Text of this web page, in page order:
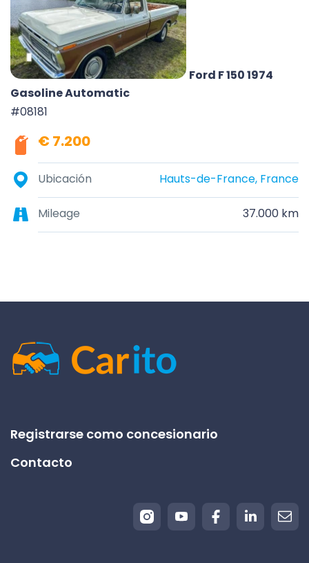
Ford F 150 1974
Gasoline Automatic
#08181
€ 7.200
Ubicación Hauts-de-France, France
Mileage 37.000 km
Registrarse como concesionario
Contacto